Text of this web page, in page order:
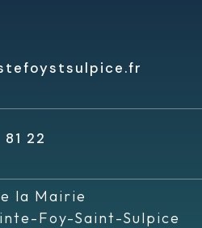
22
la Mairie
Foy-Saint-Sulpice